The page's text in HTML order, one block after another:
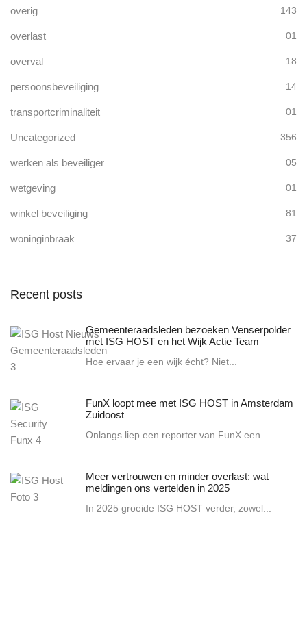
overig 143
overlast 01
overval 18
persoonsbeveiliging 14
transportcriminaliteit 01
Uncategorized 356
werken als beveiliger 05
wetgeving 01
winkel beveiliging 81
woninginbraak 37
Recent posts
Gemeenteraadsleden bezoeken Venserpolder
met ISG HOST en het Wijk Actie Team
Hoe ervaar je een wijk écht? Niet...
FunX loopt mee met ISG HOST in Amsterdam
Zuidoost
Onlangs liep een reporter van FunX een...
Meer vertrouwen en minder overlast: wat
meldingen ons vertelden in 2025
In 2025 groeide ISG HOST verder, zowel...